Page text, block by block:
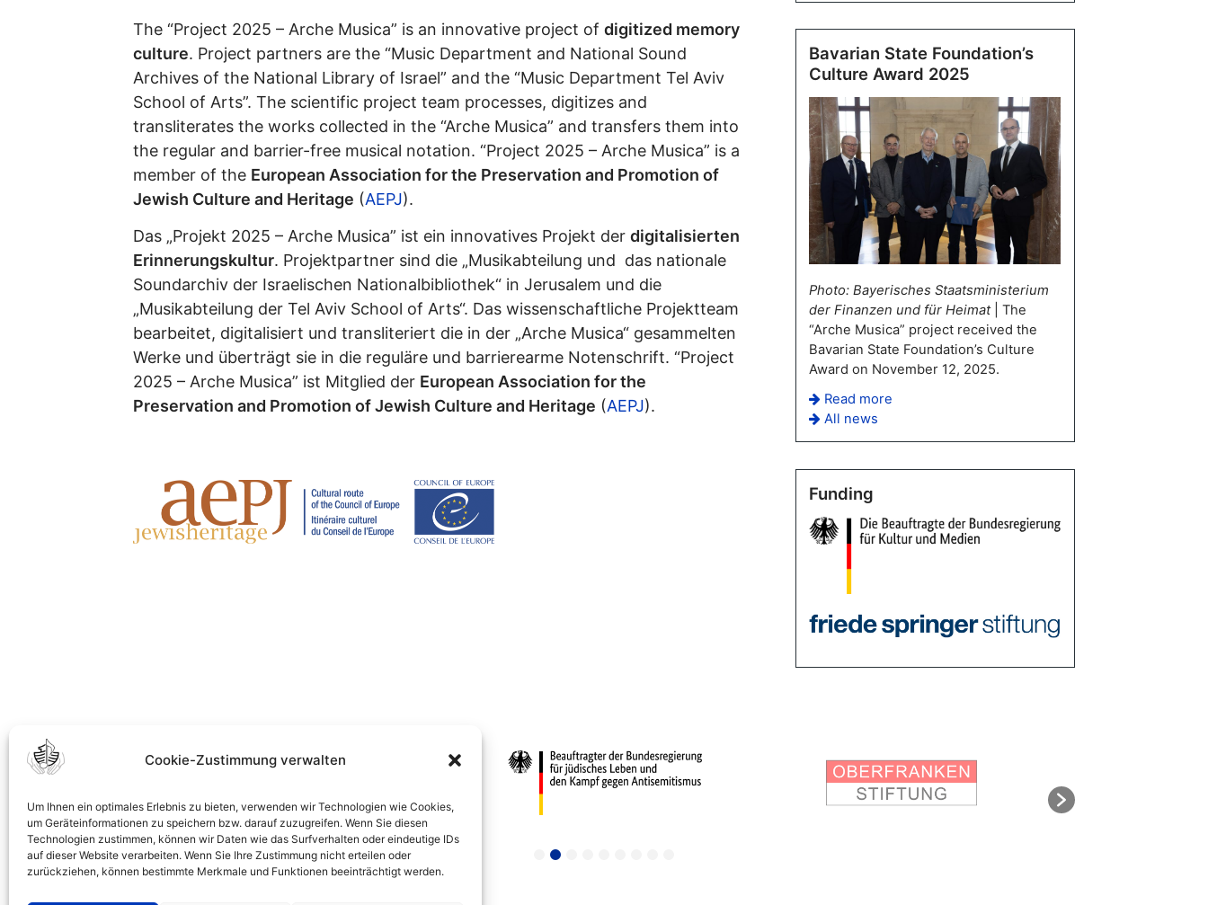
Cookie-Zustimmung verwalten
Um Ihnen ein optimales Erlebnis zu bieten, verwenden wir Technologien wie Cookies,
um Geräteinformationen zu speichern bzw. darauf zuzugreifen. Wenn Sie diesen
Technologien zustimmen, können wir Daten wie das Surfverhalten oder eindeutige IDs
auf dieser Website verarbeiten. Wenn Sie Ihre Zustimmung nicht erteilen oder
zurückziehen, können bestimmte Merkmale und Funktionen beeinträchtigt werden.
The “Project 2025 – Arche Musica” is an innovative project of digitized memory
culture. Project partners are the “Music Department and National Sound
Archives of the National Library of Israel” and the “Music Department Tel Aviv
School of Arts”. The scientific project team processes, digitizes and
transliterates the works collected in the “Arche Musica” and transfers them into
the regular and barrier-free musical notation. “Project 2025 – Arche Musica” is a
member of the European Association for the Preservation and Promotion of
Jewish Culture and Heritage (AEPJ).
Das „Projekt 2025 – Arche Musica” ist ein innovatives Projekt der digitalisierten
Erinnerungskultur. Projektpartner sind die „Musikabteilung und das nationale
Soundarchiv der Israelischen Nationalbibliothek“ in Jerusalem und die
„Musikabteilung der Tel Aviv School of Arts“. Das wissenschaftliche Projektteam
bearbeitet, digitalisiert und transliteriert die in der „Arche Musica“ gesammelten
Werke und überträgt sie in die reguläre und barrierearme Notenschrift. “Project
2025 – Arche Musica” ist Mitglied der European Association for the
Preservation and Promotion of Jewish Culture and Heritage (AEPJ).
Bavarian State Foundation’s
Culture Award 2025
Photo: Bayerisches Staatsministerium
der Finanzen und für Heimat| The
“Arche Musica” project received the
Bavarian State Foundation’s Culture
Award on November 12, 2025.
Read more
All news
Funding